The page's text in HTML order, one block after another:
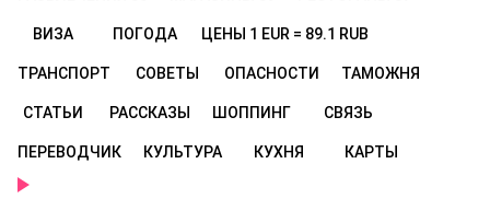
ВИЗА ПОГОДА ЦЕНЫ 1 EUR = 89.1 RUB
ТРАНСПОРТ СОВЕТЫ ОПАСНОСТИ ТАМОЖНЯ
СТАТЬИ РАССКАЗЫ ШОППИНГ СВЯЗЬ
ПЕРЕВОДЧИК КУЛЬТУРА КУХНЯ КАРТЫ
